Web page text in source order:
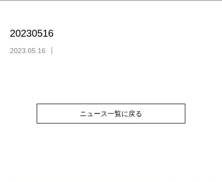
20230516
2023.05.16
ニュース一覧に戻る